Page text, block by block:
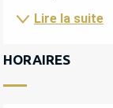
Lire la suite
HORAIRES